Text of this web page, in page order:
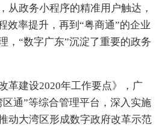
从政务小程序的精准用户触达，
效率提升，再到“粤商通”的企业
，“数字广东”沉淀了重要的政务
革建设2020年工作要点》，广
通”等综合管理平台，深入实施
动大湾区形成数字政府改革示范